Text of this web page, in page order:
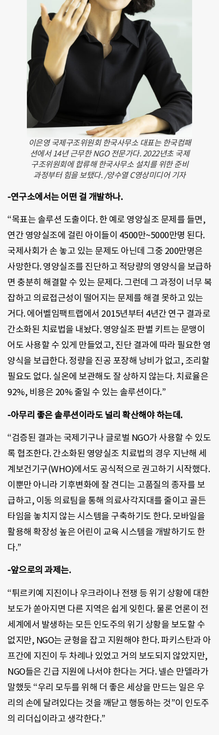
이은영 국제구조위원회 한국사무소 대표는 한국컴패
션에서 14년 근무한 NGO 전문가다. 2022년초 국제
구조위원회에 합류해 한국사무소 설치를 위한 준비
과정부터 힘을 보탰다. /양수열 C영상미디어 기자
-연구소에서는 어떤 걸 개발하나.
“목표는 솔루션 도출이다. 한 예로 영양실조 문제를 들면,
연간 영양실조에 걸린 아이들이 4500만~5000만명 된다.
국제사회가 손 놓고 있는 문제도 아닌데 그중 200만명은
사망한다. 영양실조를 진단하고 적당량의 영양식을 보급하
면 충분히 해결할 수 있는 문제다. 그런데 그 과정이 너무 복
잡하고 의료접근성이 떨어지는 문제를 해결 못하고 있는
거다. 에어벨임팩트랩에서 2015년부터 4년간 연구 결과로
간소화된 치료법을 내놨다. 영양실조 판별 키트는 문맹이
어도 사용할 수 있게 만들었고, 진단 결과에 따라 필요한 영
양식을 보급한다. 정량을 진공 포장해 낭비가 없고, 조리할
필요도 없다. 실온에 보관해도 잘 상하지 않는다. 치료율은
92%, 비용은 20% 줄일 수 있는 솔루션이다.”
-아무리 좋은 솔루션이라도 널리 확산해야 하는데.
“검증된 결과는 국제기구나 글로벌 NGO가 사용할 수 있도
록 협조한다. 간소화된 영양실조 치료법의 경우 지난해 세
계보건기구(WHO)에서도 공식적으로 권고하기 시작했다.
이뿐만 아니라 기후변화에 잘 견디는 고품질의 종자를 보
급하고, 이동 의료팀을 통해 의료사각지대를 줄이고 골든
타임을 놓치지 않는 시스템을 구축하기도 한다. 모바일을
활용해 확장성 높은 어린이 교육 시스템을 개발하기도 한
다.”
-앞으로의 과제는.
“튀르키예 지진이나 우크라이나 전쟁 등 위기 상황에 대한
보도가 쏟아지면 다른 지역은 쉽게 잊힌다. 물론 언론이 전
세계에서 발생하는 모든 인도주의 위기 상황을 보도할 수
없지만, NGO는 균형을 잡고 지원해야 한다. 파키스탄과 아
프간에 지진이 두 차례나 있었고 거의 보도되지 않았지만,
NGO들은 긴급 지원에 나서야 한다는 거다. 넬슨 만델라가
말했듯 “우리 모두를 위해 더 좋은 세상을 만드는 일은 우
리의 손에 달려있다는 것을 깨닫고 행동하는 것”이 인도주
의 리더십이라고 생각한다.”